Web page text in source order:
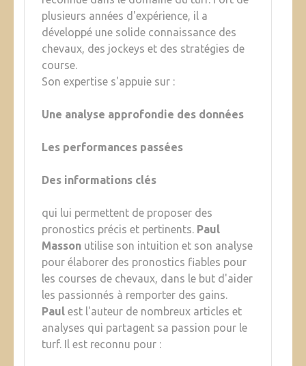
plusieurs années d'expérience, il a
développé une solide connaissance des
chevaux, des jockeys et des stratégies de
course.
Son expertise s'appuie sur :
Une analyse approfondie des données
Les performances passées
Des informations clés
qui lui permettent de proposer des
pronostics précis et pertinents. Paul
Masson utilise son intuition et son analyse
pour élaborer des pronostics fiables pour
les courses de chevaux, dans le but d'aider
les passionnés à remporter des gains.
Paul est l'auteur de nombreux articles et
analyses qui partagent sa passion pour le
turf. Il est reconnu pour :